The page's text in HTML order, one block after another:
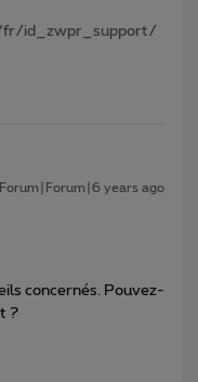
fr/id_zwpr_support/
Forum|Forum|6 years ago
concernés. Pouvez-
?